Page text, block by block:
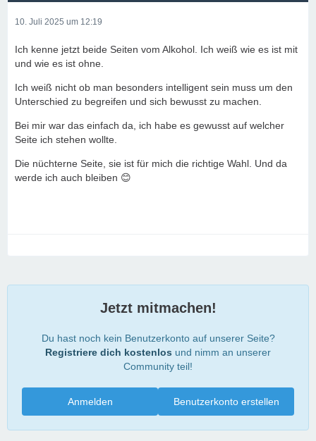
10. Juli 2025 um 12:19
Ich kenne jetzt beide Seiten vom Alkohol. Ich weiß wie es ist mit
und wie es ist ohne.
Ich weiß nicht ob man besonders intelligent sein muss um den
Unterschied zu begreifen und sich bewusst zu machen.
Bei mir war das einfach da, ich habe es gewusst auf welcher
Seite ich stehen wollte.
Die nüchterne Seite, sie ist für mich die richtige Wahl. Und da
werde ich auch bleiben 😊
Jetzt mitmachen!
Du hast noch kein Benutzerkonto auf unserer Seite?
Registriere dich kostenlos und nimm an unserer
Community teil!
Benutzerkonto erstellen
Anmelden